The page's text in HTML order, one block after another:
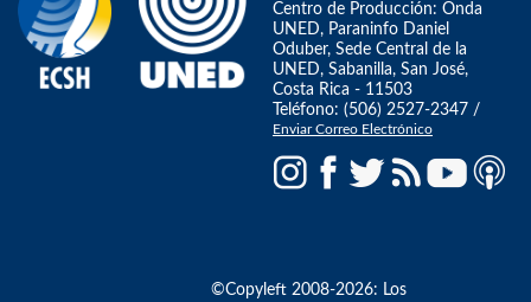
Centro de Producción: Onda
UNED, Paraninfo Daniel
Oduber, Sede Central de la
UNED, Sabanilla, San José,
Costa Rica - 11503
Teléfono: (506) 2527-2347 /
Enviar Correo Electrónico
©Copyleft 2008-2026: Los